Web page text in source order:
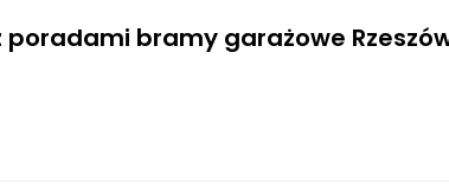
poradami bramy garażowe